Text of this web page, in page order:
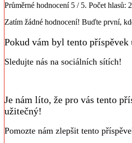
Průměrné hodnocení 5 / 5. Počet hlasů: 2
Zatím žádné hodnocení! Buďte první,
Pokud vám byl tento příspěvek
Sledujte nás na sociálních sítích!
Je nám líto, že pro vás tento
užitečný!
Pomozte nám zlepšit tento